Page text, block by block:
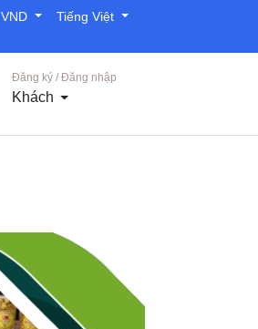
VND Tiếng Việt
Đăng ký / Đăng nhập
Khách